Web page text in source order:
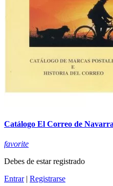
Catálogo El Correo de
favorite
Debes de estar registrado
Entrar| Registrarse